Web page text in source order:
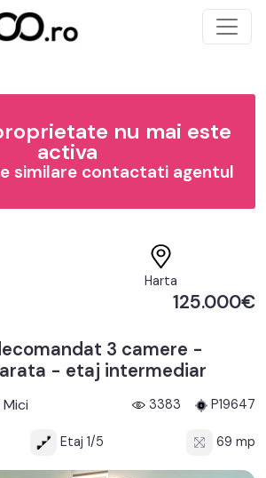
nu mai este
activa
similare contactati agentul
Harta
125.000€
3 camere -
- etaj intermediar
Mici 3383 P19647
Etaj 1/5 69 mp